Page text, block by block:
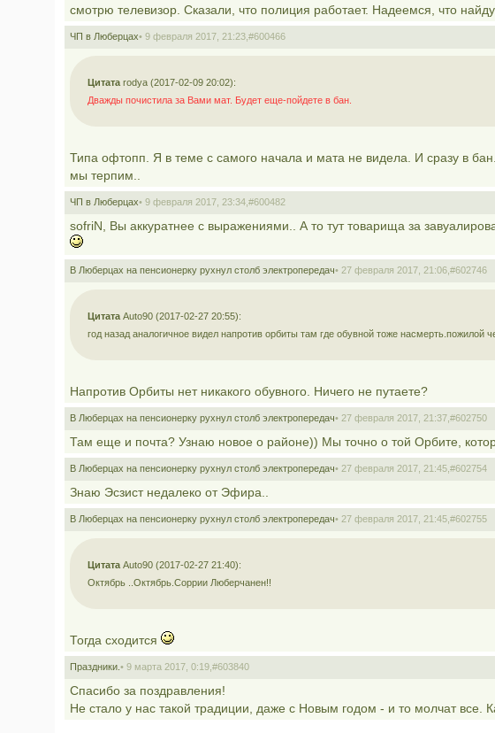
смотрю телевизор. Сказали, что полиция работает. Надеемся, что
ЧП в Люберцах• 9 февраля 2017, 21:23, #600466
Цитата rodya (2017-02-09 20:02):
Дважды почистила за Вами мат. Будет еще-пойдете в бан.
Типа офтопп. Я в теме с самого начала и мата не видела. И сразу в
мы терпим..
ЧП в Люберцах• 9 февраля 2017, 23:34, #600482
sofriN, Вы аккуратнее с выражениями.. А то тут товарища за
В Люберцах на пенсионерку рухнул столб электропередач• 27 февраля 2017, 21:06, #602746
Цитата Auto90 (2017-02-27 20:55):
год назад аналогичное видел напротив орбиты там где обувной тоже насмерть.пожилой
Напротив Орбиты нет никакого обувного. Ничего не путаете?
В Люберцах на пенсионерку рухнул столб электропередач• 27 февраля 2017, 21:37, #602750
Там еще и почта? Узнаю новое о районе)) Мы точно о той Орбите,
В Люберцах на пенсионерку рухнул столб электропередач• 27 февраля 2017, 21:45, #602754
Знаю Эсзист недалеко от Эфира..
В Люберцах на пенсионерку рухнул столб электропередач• 27 февраля 2017, 21:45, #602755
Цитата Auto90 (2017-02-27 21:40):
Октябрь ..Октябрь.Соррии Люберчанен!!
Тогда сходится
Праздники. • 9 марта 2017, 0:19, #603840
Спасибо за поздравления!
Не стало у нас такой традиции, даже с Новым годом - и то молчат все.